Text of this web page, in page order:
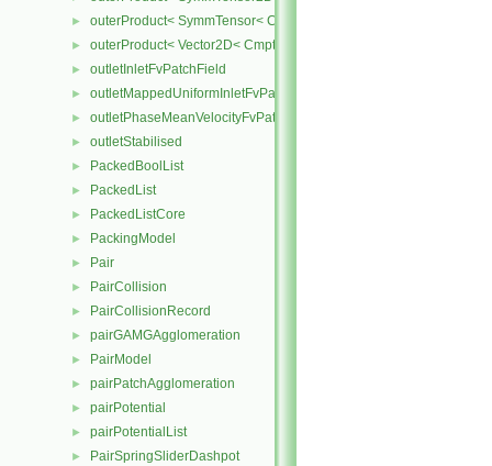
► outerProduct< SymmTensor< Cmpt >, Cmpt >
► outerProduct< Vector2D< Cmpt >, Vector2D< Cmpt > >
► outletInletFvPatchField
► outletMappedUniformInletFvPatchField
► outletPhaseMeanVelocityFvPatchVectorField
► outletStabilised
► PackedBoolList
► PackedList
► PackedListCore
► PackingModel
► Pair
► PairCollision
► PairCollisionRecord
► pairGAMGAgglomeration
► PairModel
► pairPatchAgglomeration
► pairPotential
► pairPotentialList
► PairSpringSliderDashpot